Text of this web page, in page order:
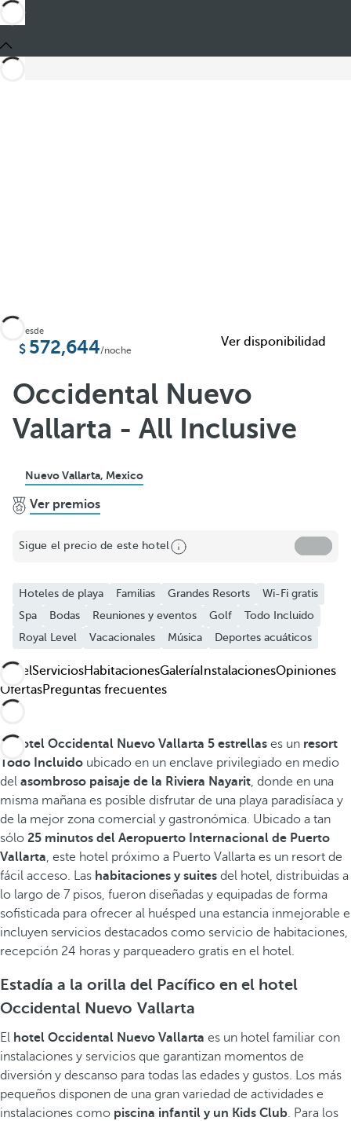
Compartir
Añadir a favoritos
Ver más fotos y videos
Desde
572,644/noche
Ver disponibilidad
Occidental Nuevo
Vallarta - All Inclusive
Nuevo Vallarta, Mexico
Ver premios
Sigue el precio de este hotel
Hoteles de playa Familias Grandes Resorts
Wi-Fi gratis
Spa
Bodas Reuniones y eventos Golf
Todo Incluido
Royal Level
Vacacionales Música Deportes acuáticos
HotelServiciosHabitacionesGalería InstalacionesOpiniones
OfertasPreguntas frecuentes
El hotel Occidental Nuevo Vallarta 5 estrellas es un resort
Todo Incluido ubicado en un enclave privilegiado en medio
del asombroso paisaje de la Riviera Nayarit , donde en una
misma mañana es posible disfrutar de una playa paradisíaca y
de la mejor zona comercial y gastronómica. Ubicado a tan
sólo 25 minutos del Aeropuerto Internacional de Puerto
Vallarta , este hotel próximo a Puerto Vallarta es un resort de
fácil acceso. Las habitaciones y suites del hotel, distribuidas a
lo largo de 7 pisos, fueron diseñadas y equipadas de forma
sofisticada para ofrecer al huésped una estancia inmejorable e
incluyen servicios destacados como servicio de habitaciones,
recepción 24 horas y parqueadero gratis en el hotel.
Estadía a la orilla del Pacífico en el hotel
Occidental Nuevo Vallarta
El hotel Occidental Nuevo Vallarta es un hotel familiar con
instalaciones y servicios que garantizan momentos de
diversión y descanso para todas las edades y gustos. Los más
pequeños disponen de una gran variedad de actividades e
instalaciones como piscina infantil y un Kids Club . Para los